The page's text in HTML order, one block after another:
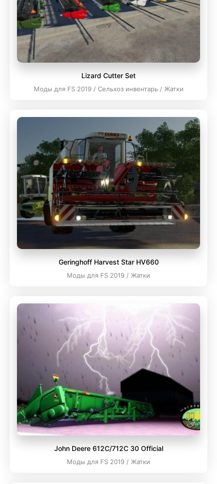
Lizard Cutter Set
Моды для FS 2019 / Сельхоз инвентарь / Жатки
Geringhoff Harvest Star HV660
Моды для FS 2019 / Жатки
John Deere 612C/712C 30 Official
Моды для FS 2019 / Жатки